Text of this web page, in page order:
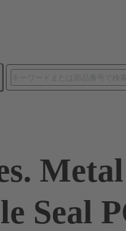
コネクタ / Han®
Seal